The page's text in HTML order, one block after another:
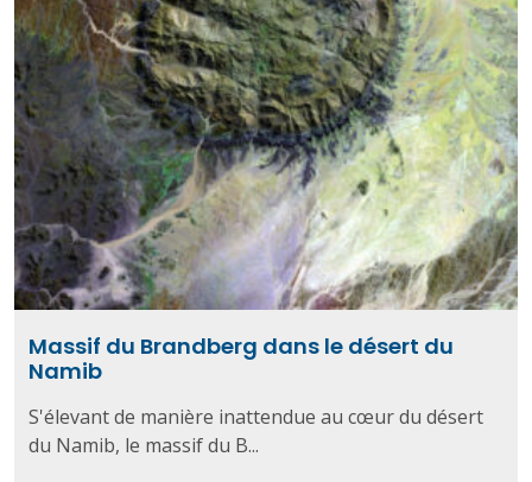
Massif du Brandberg dans le désert du
Namib
S'élevant de manière inattendue au cœur du désert
du Namib, le massif du B...